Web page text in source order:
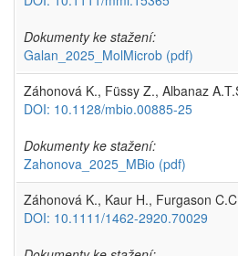
Dokumenty ke stažení:
Galan_2025_MolMicrob (pdf)
Záhonová K., Füssy Z., Albanaz
DOI: 10.1128/mbio.00885-25
Dokumenty ke stažení:
Zahonova_2025_MBio (pdf)
Záhonová K., Kaur H., Furgason
DOI: 10.1111/1462-2920.70029